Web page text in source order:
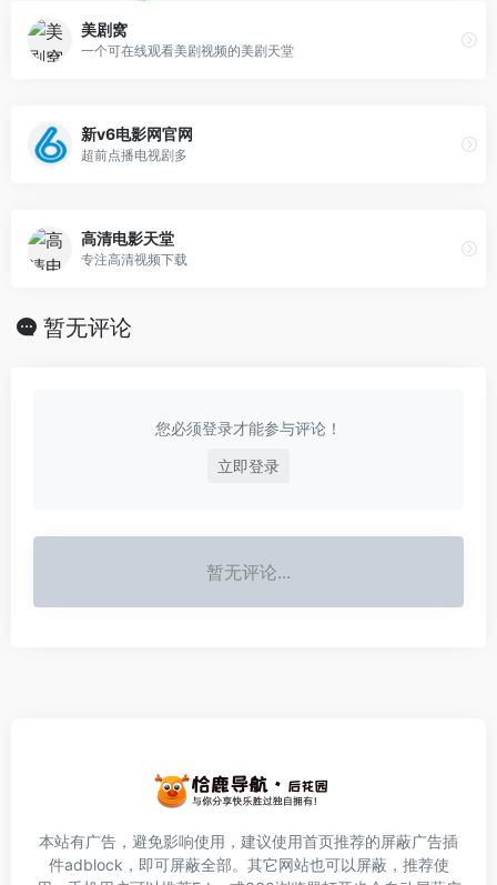
美剧窝
一个可在线观看美剧视频的美剧天堂
新v6电影网官网
超前点播电视剧多
高清电影天堂
专注高清视频下载
暂无评论
您必须登录才能参与评论！
立即登录
暂无评论...
本站有广告，避免影响使用，建议使用首页推荐的屏蔽广告插
件adblock ，即可屏蔽全部。其它网站也可以屏蔽，推荐使